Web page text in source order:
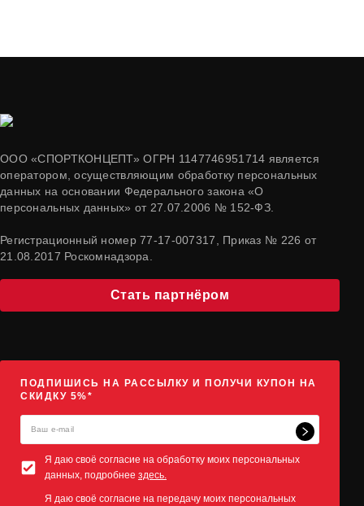
ООО «СПОРТКОНЦЕПТ» ОГРН 1147746951714 является
оператором, осуществляющим обработку персональных
данных на основании Федерального закона «О
персональных данных» от 27.07.2006 № 152-ФЗ.
Регистрационный номер 77-17-007317, Приказ № 226 от
21.08.2017 Роскомнадзора.
Стать партнёром
ПОДПИШИСЬ НА РАССЫЛКУ И ПОЛУЧИ КУПОН НА
СКИДКУ 5%*
Я даю своё согласие на обработку моих персональных
данных, подробнее здесь.
Я даю своё согласие на передачу моих персональных